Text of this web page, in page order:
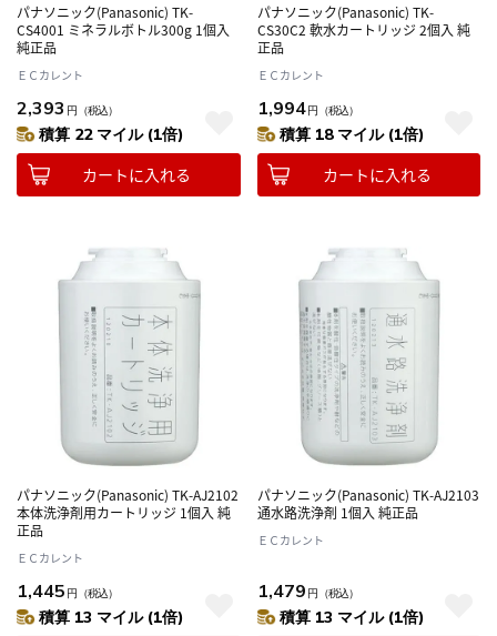
パナソニック(Panasonic) TK-
CS4001 ミネラルボトル300g 1個入
純正品
ＥＣカレント
2,393 円 （税込）
積算 22 マイル (1倍)
カートに入れる
パナソニック(Panasonic) TK-
CS30C2 軟水カートリッジ 2個入 純
正品
ＥＣカレント
1,994円 （税込）
積算 18 マイル (1倍)
カートに入れる
パナソニック(Panasonic) TK-AJ2102
本体洗浄剤用カートリッジ 1個入 純
正品
ＥＣカレント
1,445 円 （税込）
積算 13 マイル (1倍)
パナソニック(Panasonic) TK-AJ2103
通水路洗浄剤 1個入 純正品
ＥＣカレント
1,479 円 （税込）
積算 13 マイル (1倍)